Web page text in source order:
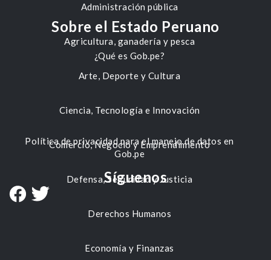
Administración pública
Agricultura, ganadería y pesca
Arte, Deporte y Cultura
Ciencia, Tecnología e Innovación
Comercio, Negocio y Emprendimiento
Defensa, Seguridad y Justicia
Derechos Humanos
Economía y Finanzas
Sobre el Estado Peruano
¿Qué es Gob.pe?
Política de privacidad para el manejo de datos en
Gob.pe
Síguenos